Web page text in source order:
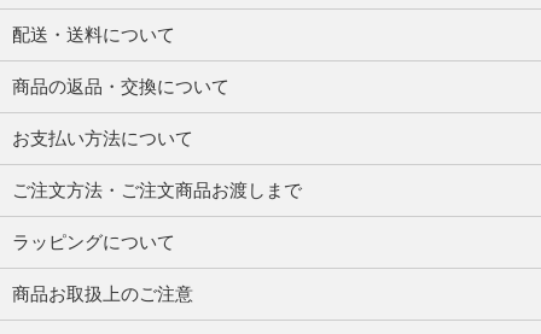
配送・送料について
商品の返品・交換について
お支払い方法について
ご注文方法・ご注文商品お渡しまで
ラッピングについて
商品お取扱上のご注意